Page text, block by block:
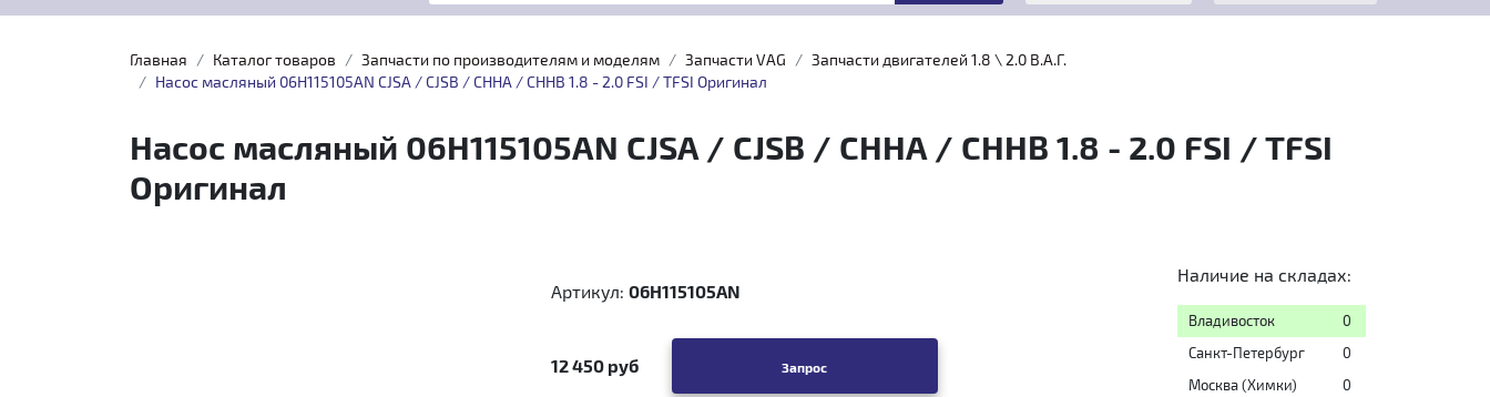
Главная Каталог товаров Запчасти по производителям и моделям Запчасти VAG
Запчасти двигателей 1.8 \ 2.0 B.A.Г.
Насос масляный 06H115105AN CJSA / CJSB / CHHA / CHHB 1.8 - 2.0 FSI / TFSI Оригинал
Насос масляный 06H115105AN CJSA / CJSB / CHHA / CHHB 1.8 - 2.0 FSI / TFSI
Оригинал
Артикул: 06H115105AN
12 450 руб Запрос
Наличие на складах:
Владивосток
0
Санкт-Петербург
0
Москва (Химки)
0